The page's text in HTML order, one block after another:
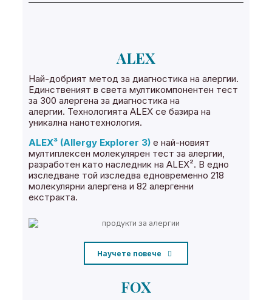
ALEX
Най-добрият метод за диагностика на алергии.
Единственият в света мултикомпонентен тест
за 300 алергена за диагностика на
алергии. Технологията ALEX се базира на
уникална нанотехнология.
ALEX³ (Allergy Explorer 3)е най-новият
мултиплексен молекулярен тест за алергии,
разработен като наследник на ALEX². В едно
изследване той изследва едновременно 218
молекулярни алергена и 82 алергенни
екстракта.
Научете повече
FOX